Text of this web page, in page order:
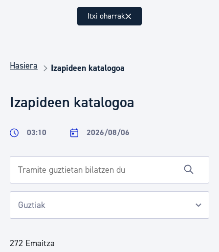
Itxi oharrak
Hasiera Izapideen katalogoa
Izapideen katalogoa
03:10 2026/08/06
272 Emaitza